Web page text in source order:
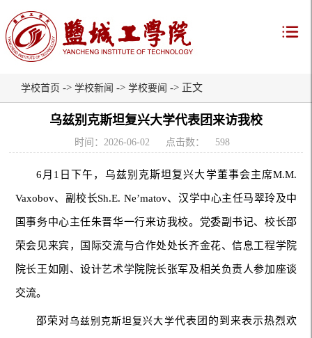
学校首页 -> 学校新闻 -> 学校要闻 -> 正文
乌兹别克斯坦复兴大学代表团来访我校
时间：2026-06-02 点击数： 598
6月1日下午，乌兹别克斯坦复兴大学董事会主席M.M.
Vaxobov、副校长Sh.E. Ne’matov、汉学中心主任马翠玲及中
国事务中心主任朱晋华一行来访我校。党委副书记、校长邵
荣会见来宾，国际交流与合作处处长齐金花、信息工程学院
院长王如刚、设计艺术学院院长张军及相关负责人参加座谈
交流。
邵荣对乌兹别克斯坦复兴大学代表团的到来表示热烈欢